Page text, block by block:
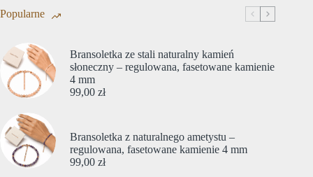
Popularne
Bransoletka ze stali naturalny kamień
słoneczny – regulowana, fasetowane kamienie
4 mm
99,00 zł
Bransoletka z naturalnego ametystu –
regulowana, fasetowane kamienie 4 mm
99,00 zł